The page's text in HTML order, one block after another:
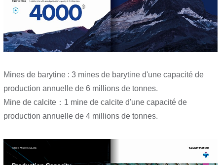
Mines de barytine : 3 mines de barytine d'une capacité de
production annuelle de 6 millions de tonnes.
Mine de calcite：1 mine de calcite d'une capacité de
production annuelle de 4 millions de tonnes.